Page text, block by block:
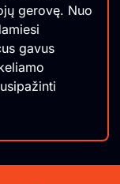
gerovę. Nuo
gavus